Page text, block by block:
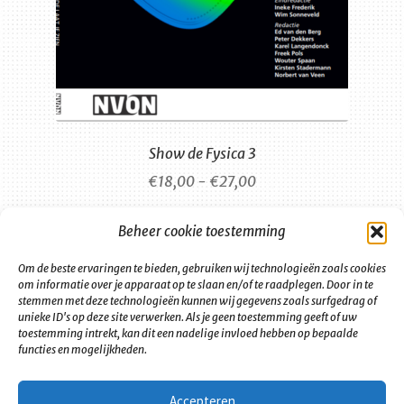
Beheer cookie toestemming
Om de beste ervaringen te bieden, gebruiken wij technologieën zoals cookies
om informatie over je apparaat op te slaan en/of te raadplegen. Door in te
stemmen met deze technologieën kunnen wij gegevens zoals surfgedrag of
unieke ID's op deze site verwerken. Als je geen toestemming geeft of uw
toestemming intrekt, kan dit een nadelige invloed hebben op bepaalde
functies en mogelijkheden.
Accepteren
Show de Fysica 3
€18,00 - €27,00Prijsklasse:
€18,00
tot
Opties selecteren
product
heeft
meerdere
variaties.
Deze